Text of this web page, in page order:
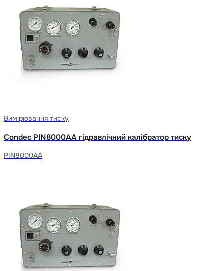
Вимірювання тиску
Condec PIN8000AA гідравлічний калібратор тиску
PIN8000AA